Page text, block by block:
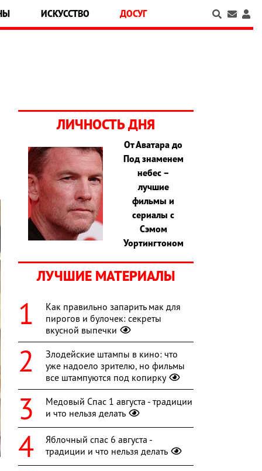
ИСКУССТВО ДОСУГ
ЛИЧНОСТЬ ДНЯ
От Аватара до
Под знаменем
небес –
лучшие
фильмы и
сериалы с
Сэмом
Уортингтоном
ЛУЧШИЕ МАТЕРИАЛЫ
Как правильно запарить мак для
пирогов и булочек: секреты
вкусной выпечки
Злодейские штампы в кино: что
уже надоело зрителю, но фильмы
все штампуются под копирку
Медовый Спас 1 августа - традиции
и что нельзя делать
Яблочный спас 6 августа -
традиции и что нельзя делать